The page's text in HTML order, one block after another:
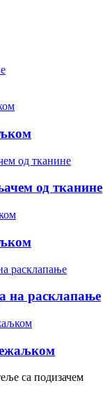
од тканине
на расклапање